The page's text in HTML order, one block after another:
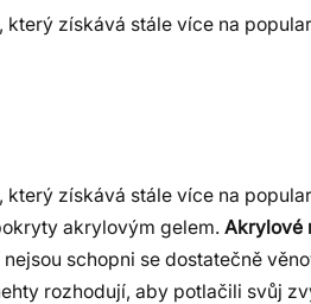
získává stále více na
získává stále více na
akrylovým gelem. Akrylové
schopni se dostatečně
rozhodují, aby potlačili svůj